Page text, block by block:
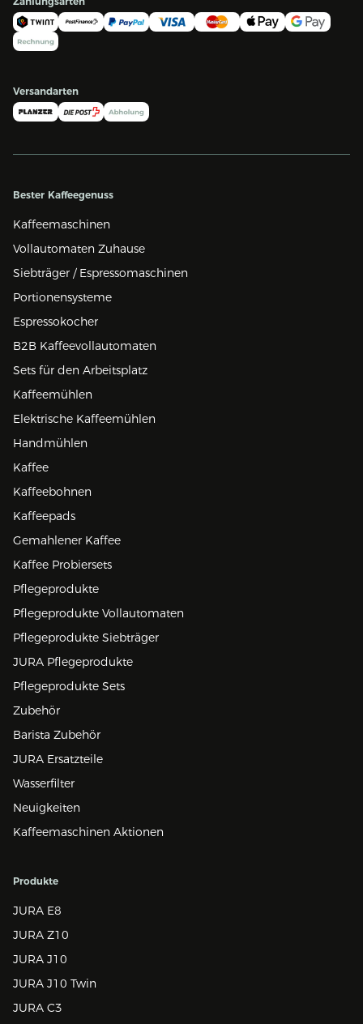
Versandarten
Bester Kaffeegenuss
Kaffeemaschinen
Vollautomaten Zuhause
Siebträger / Espressomaschinen
Portionensysteme
Espressokocher
B2B Kaffeevollautomaten
Sets für den Arbeitsplatz
Kaffeemühlen
Elektrische Kaffeemühlen
Handmühlen
Kaffee
Kaffeebohnen
Kaffeepads
Gemahlener Kaffee
Kaffee Probiersets
Pflegeprodukte
Pflegeprodukte Vollautomaten
Pflegeprodukte Siebträger
JURA Pflegeprodukte
Pflegeprodukte Sets
Zubehör
Barista Zubehör
JURA Ersatzteile
Wasserfilter
Neuigkeiten
Kaffeemaschinen Aktionen
Produkte
JURA E8
JURA Z10
JURA J10
JURA J10 Twin
JURA C3